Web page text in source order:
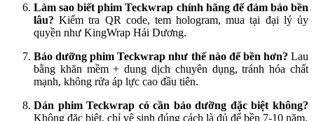
Làm sao biết phim Teckwrap chính hãng để đảm bảo bền
lâu? Kiểm tra QR code, tem hologram, mua tại đại lý ủy
quyền như KingWrap Hải Dương.
Bảo dưỡng phim Teckwrap như thế nào để bền hơn? Lau
bằng khăn mềm + dung dịch chuyên dụng, tránh hóa chất
mạnh, không rửa áp lực cao đầu tiên.
Dán phim Teckwrap có cần bảo dưỡng đặc biệt không?
Không đặc biệt, chỉ vệ sinh đúng cách là đủ để bền 7-10 năm.